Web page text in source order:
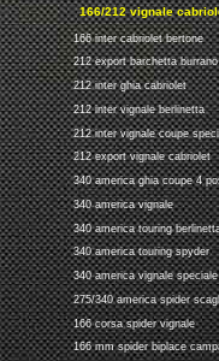
166/212 vignale
166 inter cabriolet bertone
212 export barchetta burrano
212 inter ghia cabriolet
212 inter vignale berlinetta
212 inter vignale coupe
212 export vignale cabriolet
340 america ghia coupe 4
340 america vignale
340 america touring
340 america touring spyder
340 america vignale speciale
275/340 america spider
166 corsa spider vignale
166 mm spider biplace